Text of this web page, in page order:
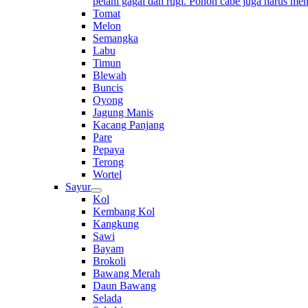
Tomat
Melon
Semangka
Labu
Timun
Blewah
Buncis
Oyong
Jagung Manis
Kacang Panjang
Pare
Pepaya
Terong
Wortel
Sayur
Kol
Kembang Kol
Kangkung
Sawi
Bayam
Brokoli
Bawang Merah
Daun Bawang
Selada